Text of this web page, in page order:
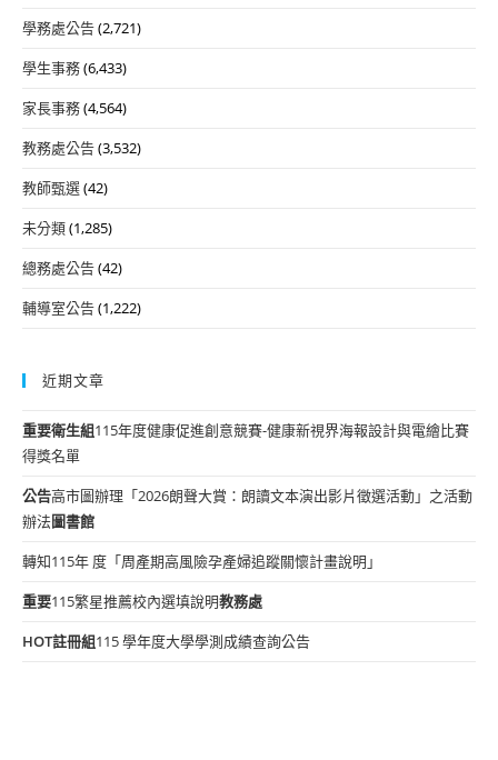
學務處公告(2,721)
學生事務(6,433)
家長事務(4,564)
教務處公告(3,532)
教師甄選(42)
未分類(1,285)
總務處公告(42)
輔導室公告(1,222)
近期文章
重要衛生組115年度健康促進創意競賽-健康新視界海報設計與電繪比賽
得獎名單
公告高市圖辦理「2026朗聲大賞：朗讀文本演出影片徵選活動」之活動
辦法圖書館
轉知115年 度「周產期高風險孕產婦追蹤關懷計畫說明」
重要115繁星推薦校內選填說明教務處
HOT註冊組115 學年度大學學測成績查詢公告